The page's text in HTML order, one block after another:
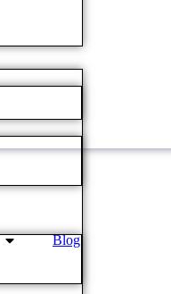
Blog